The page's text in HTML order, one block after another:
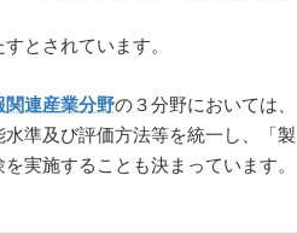
とされています。
関連産業分野の３分野においては、
準及び評価方法等を統一し、「製
実施することも決まっています。